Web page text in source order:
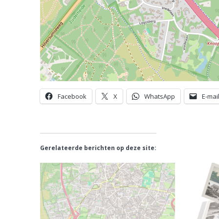
Facebook X WhatsApp E-
Gerelateerde berichten op deze site: